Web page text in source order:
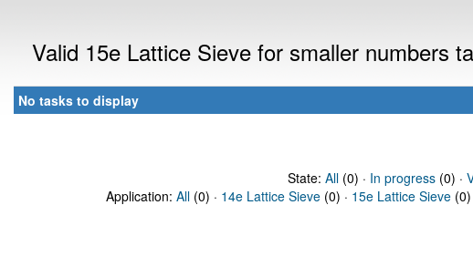
Valid 15e Lattice Sieve for smaller numbers
No tasks to display
State: All(0) · In progress(0) ·
Application: All (0) · 14e Lattice Sieve (0) · 15e Lattice Sieve